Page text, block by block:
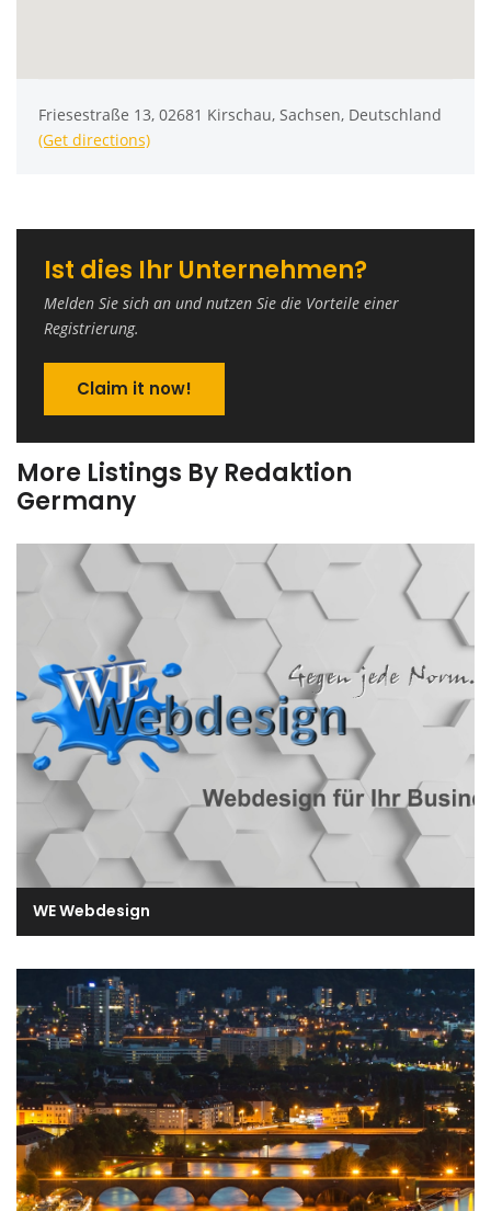
Friesestraße 13, 02681 Kirschau, Sachsen, Deutschland
(Get directions)
Ist dies Ihr Unternehmen?
Melden Sie sich an und nutzen Sie die Vorteile einer
Registrierung.
Claim it now!
More Listings By Redaktion
Germany
WE Webdesign